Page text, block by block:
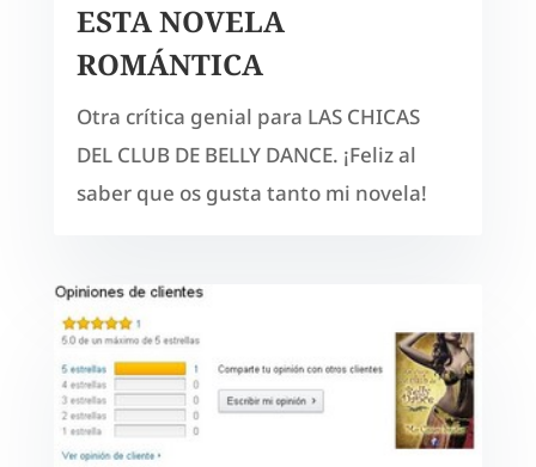
ESTA NOVELA
ROMÁNTICA
Otra crítica genial para LAS CHICAS
DEL CLUB DE BELLY DANCE. ¡Feliz al
saber que os gusta tanto mi novela!